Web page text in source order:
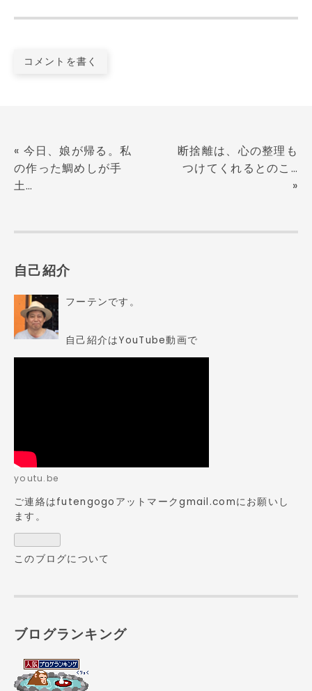
コメントを書く
« 今日、娘が帰る。私
の作った鯛めしが手
土…
断捨離は、心の整理も
つけてくれるとのこ…
»
自己紹介
フーテンです。
自己紹介はYouTube動画で
youtu.be
ご連絡はfutengogoアットマークgmail.comにお願いし
ます。
このブログについて
ブログランキング